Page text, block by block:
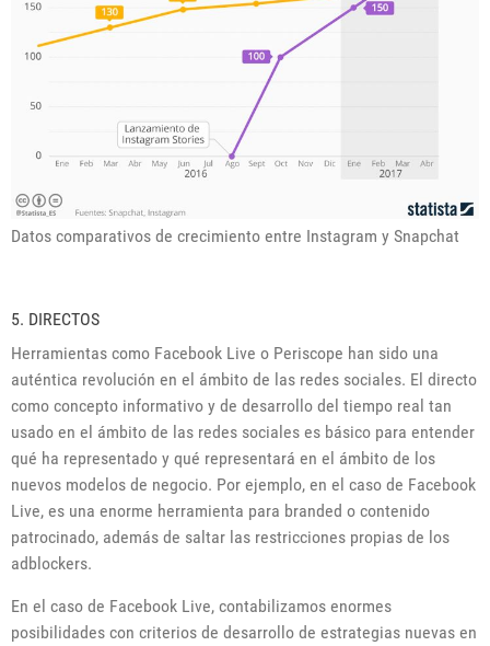
Datos comparativos de crecimiento entre Instagram y Snapchat
5. DIRECTOS
Herramientas como Facebook Live o Periscope han sido una
auténtica revolución en el ámbito de las redes sociales. El directo
como concepto informativo y de desarrollo del tiempo real tan
usado en el ámbito de las redes sociales es básico para entender
qué ha representado y qué representará en el ámbito de los
nuevos modelos de negocio. Por ejemplo, en el caso de Facebook
Live, es una enorme herramienta para branded o contenido
patrocinado, además de saltar las restricciones propias de los
adblockers.
En el caso de Facebook Live, contabilizamos enormes
posibilidades con criterios de desarrollo de estrategias nuevas en